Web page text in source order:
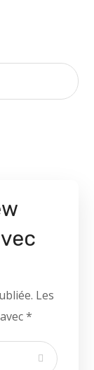
Les
*